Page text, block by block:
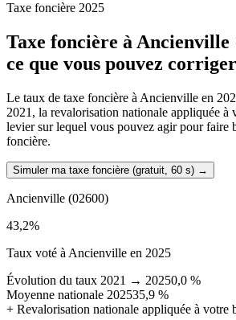
Taxe foncière 2025
Taxe foncière àAncienville
ce que vous pouvez corriger
Le taux de taxe foncière à Ancienville en
2021, la revalorisation nationale appliquée à
levier sur lequel vous pouvez agir pour faire
foncière.
Simuler ma taxe foncière (gratuit, 60 s) →
Ancienville (02600)
43,2%
Taux voté à Ancienville en 2025
Évolution du taux 2021 → 20250,0 %
Moyenne nationale 202535,9 %
+ Revalorisation nationale appliquée à votre